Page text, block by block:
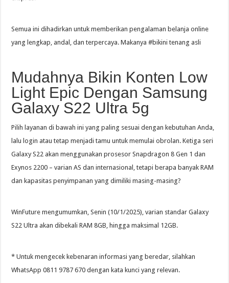
Semua ini dihadirkan untuk memberikan pengalaman belanja online
yang lengkap, andal, dan terpercaya. Makanya #bikini tenang asli
Mudahnya Bikin Konten Low
Light Epic Dengan Samsung
Galaxy S22 Ultra 5g
Pilih layanan di bawah ini yang paling sesuai dengan kebutuhan Anda,
lalu login atau tetap menjadi tamu untuk memulai obrolan. Ketiga seri
Galaxy S22 akan menggunakan prosesor Snapdragon 8 Gen 1 dan
Exynos 2200 – varian AS dan internasional, tetapi berapa banyak RAM
dan kapasitas penyimpanan yang dimiliki masing-masing?
WinFuture mengumumkan, Senin (10/1/2025), varian standar Galaxy
S22 Ultra akan dibekali RAM 8GB, hingga maksimal 12GB.
* Untuk mengecek kebenaran informasi yang beredar, silahkan
WhatsApp 0811 9787 670 dengan kata kunci yang relevan.